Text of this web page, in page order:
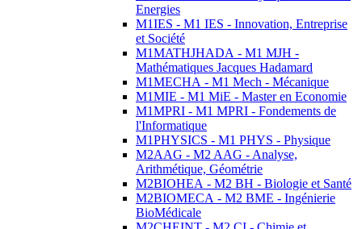
Energies
M1IES - M1 IES - Innovation, Entreprise
et Société
M1MATHJHADA - M1 MJH -
Mathématiques Jacques Hadamard
M1MECHA - M1 Mech - Mécanique
M1MIE - M1 MiE - Master en Economie
M1MPRI - M1 MPRI - Fondements de
l'Informatique
M1PHYSICS - M1 PHYS - Physique
M2AAG - M2 AAG - Analyse,
Arithmétique, Géométrie
M2BIOHEA - M2 BH - Biologie et Santé
M2BIOMECA - M2 BME - Ingénierie
BioMédicale